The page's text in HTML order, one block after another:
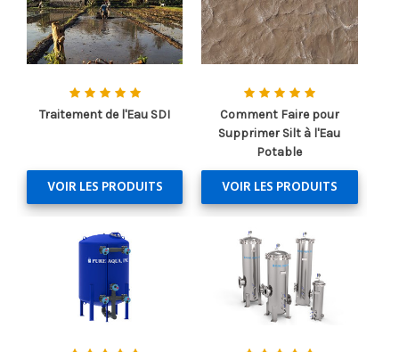
Traitement de l'Eau SDI
VOIR LES PRODUITS
Comment Faire pour
Supprimer Silt à l'Eau
Potable
VOIR LES PRODUITS